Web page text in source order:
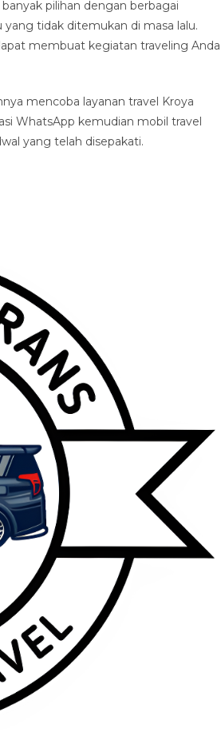
pilihan dengan berbagai
tidak ditemukan di masa lalu.
membuat kegiatan traveling Anda
mencoba layanan travel Kroya
WhatsApp kemudian mobil travel
yang telah disepakati.